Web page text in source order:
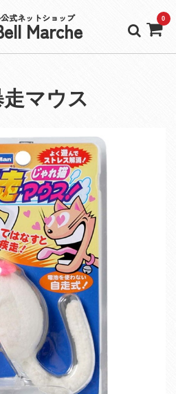
式ネットショップ
Marche 0
マウス